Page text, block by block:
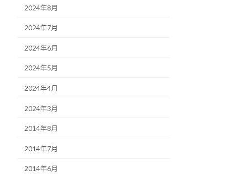
2024年8月
2024年7月
2024年6月
2024年5月
2024年4月
2024年3月
2014年8月
2014年7月
2014年6月